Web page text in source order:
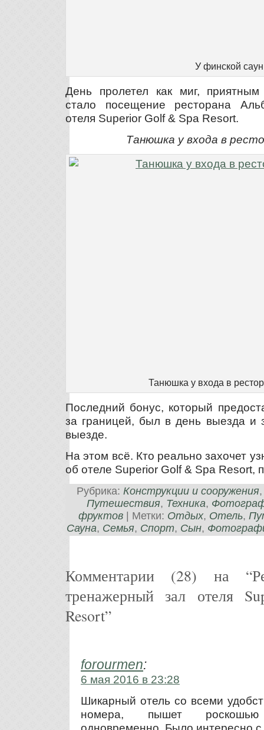
У финской
День пролетел как миг,
стало посещение ресторана
отеля Superior Golf & Spa Resort.
Танюшка у входа в
Танюшка у входа в
Последний бонус, который
за границей, был в день выезда и
выезде.
На этом всё. Кто реально захочет
об отеле Superior Golf & Spa Resort,
Рубрика: Конструкции и сооружения
Путешествия, Техника,
фруктов| Метки: Отдых, Отель,
Сауна, Семья, Спорт, Сын,
Комментарии (28) на
тренажерный зал отеля
Resort”
forourmen:
6 мая 2016 в 23:28
Шикарный отель со всеми
номера, пышет